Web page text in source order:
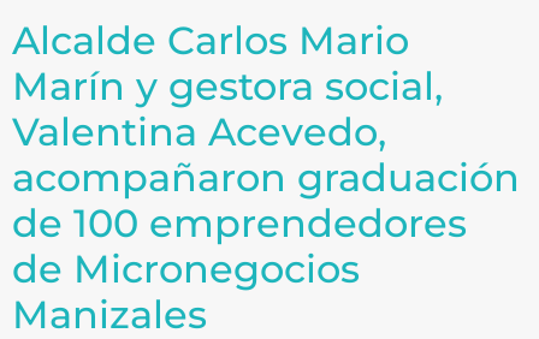
Alcalde Carlos Mario
Marín y gestora social,
Valentina Acevedo,
acompañaron graduación
de 100 emprendedores
de Micronegocios
Manizales